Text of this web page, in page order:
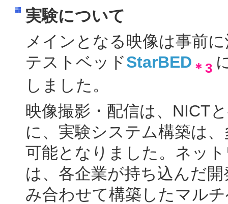
実験について
メインとなる映像は事前
テストベッドStarBED ＊3
しました。
映像撮影・配信は、NICT
に、実験システム構築は
可能となりました。ネッ
は、各企業が持ち込んだ
み合わせて構築したマル